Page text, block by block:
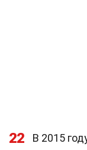
22
В 2015